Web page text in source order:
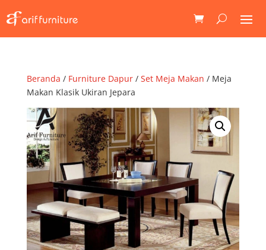
Beranda / Furniture Dapur/ Set Meja Makan / Meja
Makan Klasik Ukiran Jepara